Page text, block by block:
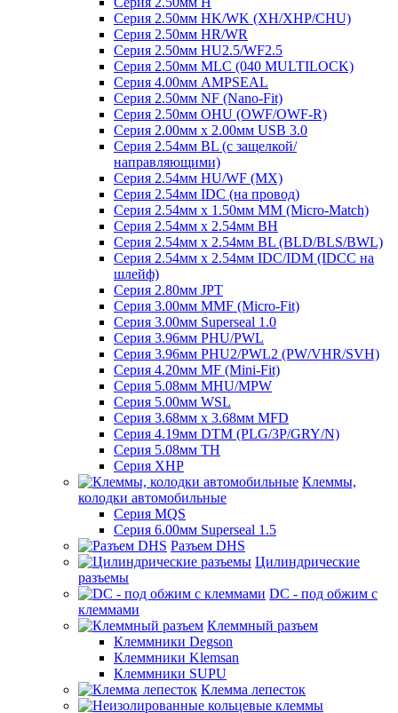
Серия 2.50мм HK/WK (XH/XHP/CHU)
Серия 2.50мм HR/WR
Серия 2.50мм HU2.5/WF2.5
Серия 2.50мм MLC (040 MULTILOCK)
Серия 4.00мм AMPSEAL
Серия 2.50мм NF (Nano-Fit)
Серия 2.50мм OHU (OWF/OWF-R)
Серия 2.00мм x 2.00мм USB 3.0
Серия 2.54мм BL (с защелкой/
направляющими)
Серия 2.54мм HU/WF (MX)
Серия 2.54мм IDC (на провод)
Серия 2.54мм х 1.50мм MM (Micro-Match)
Серия 2.54мм х 2.54мм BH
Серия 2.54мм х 2.54мм BL (BLD/BLS/BWL)
Серия 2.54мм х 2.54мм IDC/IDM (IDCC на
шлейф)
Серия 2.80мм JPT
Серия 3.00мм MMF (Micro-Fit)
Серия 3.00мм Superseal 1.0
Серия 3.96мм PHU/PWL
Серия 3.96мм PHU2/PWL2 (PW/VHR/SVH)
Серия 4.20мм MF (Mini-Fit)
Серия 5.08мм MHU/MPW
Серия 5.00мм WSL
Серия 3.68мм х 3.68мм MFD
Серия 4.19мм DTM (PLG/3P/GRY/N)
Серия 5.08мм TH
Серия XHP
Клеммы,
колодки автомобильные
Серия MQS
Серия 6.00мм Superseal 1.5
Разъем DHS
Цилиндрические
разъемы
DC - под обжим с
клеммами
Клеммный разъем
Клеммники Degson
Клеммники Klemsan
Клеммники SUPU
Клемма лепесток